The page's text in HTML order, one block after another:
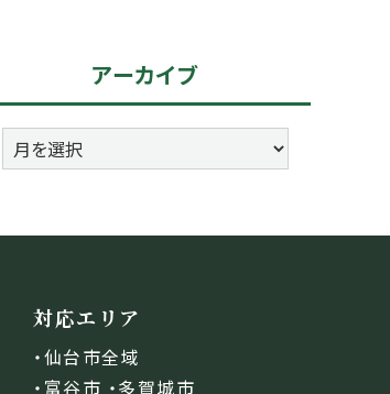
アーカイブ
ア
ー
イ
対応エリア
・仙台市全域
・富谷市 ・多賀城市